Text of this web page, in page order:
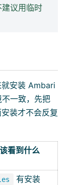
议用临时
安装 Ambari
一致，先把
装才不会反复
看到什么
有安装